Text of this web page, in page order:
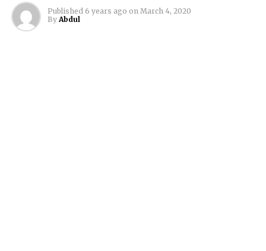
Published 6 years ago on March 4, 2020
By Abdul